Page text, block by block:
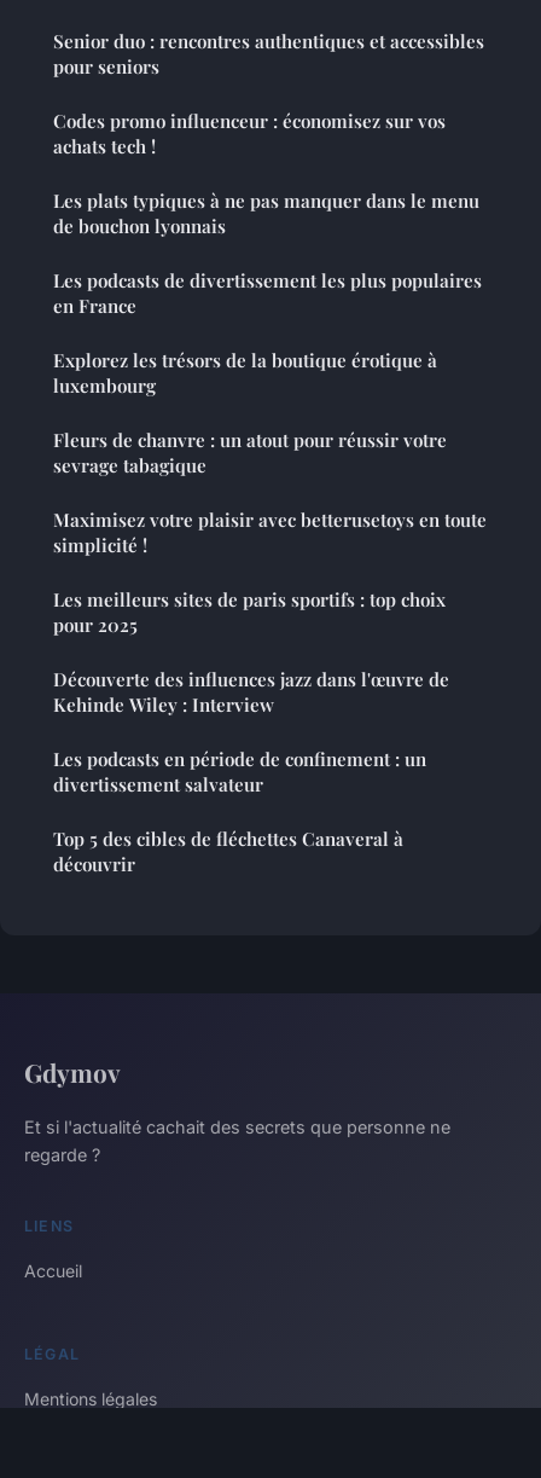
Senior duo : rencontres authentiques et accessibles
pour seniors
Codes promo influenceur : économisez sur vos
achats tech !
Les plats typiques à ne pas manquer dans le menu
de bouchon lyonnais
Les podcasts de divertissement les plus populaires
en France
Explorez les trésors de la boutique érotique à
luxembourg
Fleurs de chanvre : un atout pour réussir votre
sevrage tabagique
Maximisez votre plaisir avec betterusetoys en toute
simplicité !
Les meilleurs sites de paris sportifs : top choix
pour 2025
Découverte des influences jazz dans l'œuvre de
Kehinde Wiley : Interview
Les podcasts en période de confinement : un
divertissement salvateur
Top 5 des cibles de fléchettes Canaveral à
découvrir
Gdymov
Et si l'actualité cachait des secrets que personne ne
regarde ?
LIENS
Accueil
LÉGAL
Mentions légales